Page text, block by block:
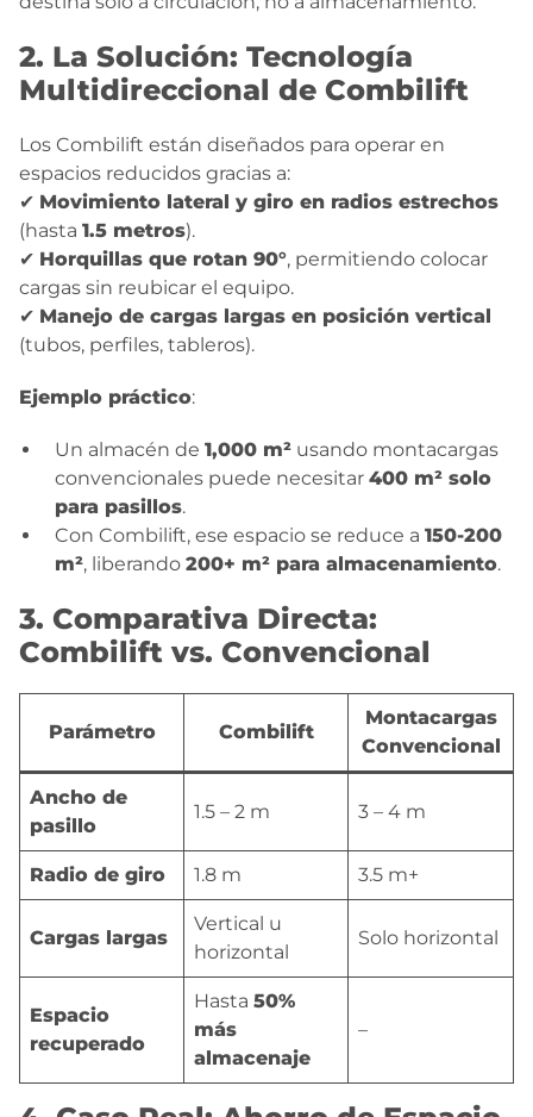
2. La Solución: Tecnología
Multidireccional de Combilift
Los Combilift están diseñados para operar en
espacios reducidos gracias a:
✔ Movimiento lateral y giro en radios estrechos
(hasta 1.5 metros).
✔ Horquillas que rotan 90°, permitiendo colocar
cargas sin reubicar el equipo.
✔ Manejo de cargas largas en posición vertical
(tubos, perfiles, tableros).
Ejemplo práctico:
Un almacén de 1,000 m² usando montacargas
convencionales puede necesitar 400 m² solo
para pasillos.
Con Combilift, ese espacio se reduce a 150-200
m², liberando 200+ m² para almacenamiento.
3. Comparativa Directa:
Combilift vs. Convencional
Parámetro Combilift
Montacargas
Convencional
Ancho de
pasillo
1.5 – 2 m 3 – 4 m
Radio de giro 1.8 m 3.5 m+
Cargas largas
Vertical u
horizontal
Solo horizontal
Espacio
recuperado
Hasta 50%
más
almacenaje
–